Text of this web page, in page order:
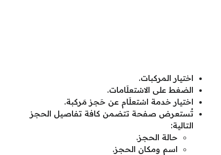
اختيار المركبات.
الضغط على الاسْتعلَامات.
اختيار خدمة اسْتعلَام عن حَجز مَركبة.
تُستعرض صفحة تتضمن كافة تفاصيل الحجز
التالية:
حالة الحجز.
اسم ومكان الحجز.